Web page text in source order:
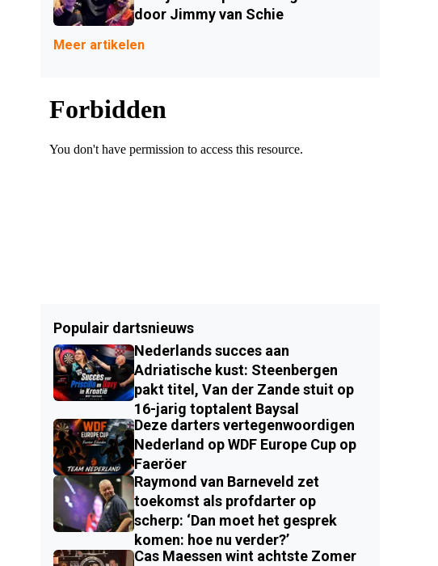
door Jimmy van Schie
Meer artikelen
Populair dartsnieuws
Nederlands succes aan
Adriatische kust: Steenbergen
pakt titel, Van der Zande stuit op
16-jarig toptalent Baysal
Deze darters vertegenwoordigen
Nederland op WDF Europe Cup op
Faeröer
Raymond van Barneveld zet
toekomst als profdarter op
scherp: ‘Dan moet het gesprek
komen: hoe nu verder?’
Cas Maessen wint achtste Zomer